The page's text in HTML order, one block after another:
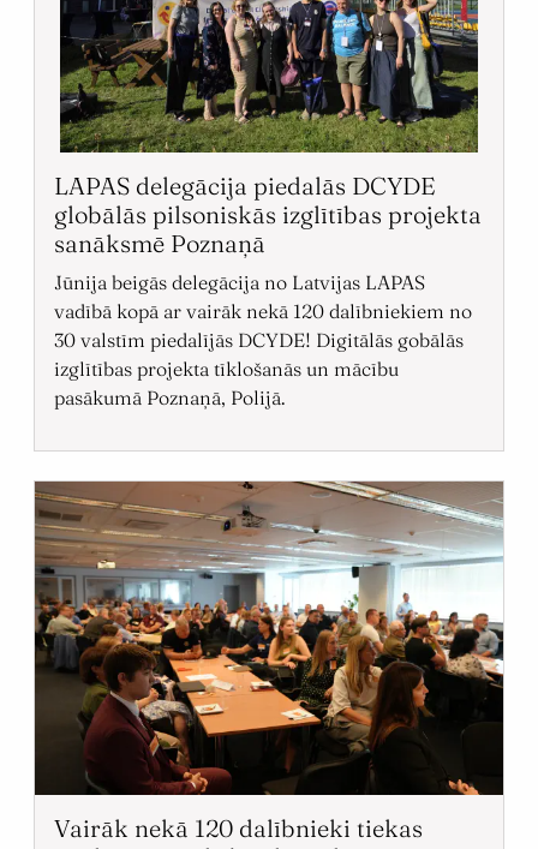
LAPAS delegācija piedalās DCYDE
globālās pilsoniskās izglītības projekta
sanāksmē Poznaņā
Jūnija beigās delegācija no Latvijas LAPAS
vadībā kopā ar vairāk nekā 120 dalībniekiem no
30 valstīm piedalījās DCYDE! Digitālās gobālās
izglītības projekta tīklošanās un mācību
pasākumā Poznaņā, Polijā.
Vairāk nekā 120 dalībnieki tiekas